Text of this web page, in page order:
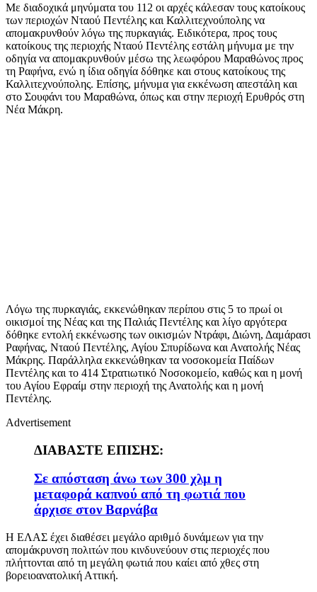
Με διαδοχικά μηνύματα του 112 οι αρχές κάλεσαν τους κατοίκους
των περιοχών Νταού Πεντέλης και Καλλιτεχνούπολης να
απομακρυνθούν λόγω της πυρκαγιάς. Ειδικότερα, προς τους
κατοίκους της περιοχής Νταού Πεντέλης εστάλη μήνυμα με την
οδηγία να απομακρυνθούν μέσω της λεωφόρου Μαραθώνος προς
τη Ραφήνα, ενώ η ίδια οδηγία δόθηκε και στους κατοίκους της
Καλλιτεχνούπολης. Επίσης, μήνυμα για εκκένωση απεστάλη και
στο Σουφάνι του Μαραθώνα, όπως και στην περιοχή Ερυθρός στη
Νέα Μάκρη.
Λόγω της πυρκαγιάς, εκκενώθηκαν περίπου στις 5 το πρωί οι
οικισμοί της Νέας και της Παλιάς Πεντέλης και λίγο αργότερα
δόθηκε εντολή εκκένωσης των οικισμών Ντράφι, Διώνη, Δαμάρασι
Ραφήνας, Νταού Πεντέλης, Αγίου Σπυρίδωνα και Ανατολής Νέας
Μάκρης. Παράλληλα εκκενώθηκαν τα νοσοκομεία Παίδων
Πεντέλης και το 414 Στρατιωτικό Νοσοκομείο, καθώς και η μονή
του Αγίου Εφραίμ στην περιοχή της Ανατολής και η μονή
Πεντέλης.
Advertisement
ΔΙΑΒΑΣΤΕ ΕΠΙΣΗΣ:
Σε απόσταση άνω των 300 χλμ η
μεταφορά καπνού από τη φωτιά που
άρχισε στον Βαρνάβα
Η ΕΛΑΣ έχει διαθέσει μεγάλο αριθμό δυνάμεων για την
απομάκρυνση πολιτών που κινδυνεύουν στις περιοχές που
πλήττονται από τη μεγάλη φωτιά που καίει από χθες στη
βορειοανατολική Αττική.